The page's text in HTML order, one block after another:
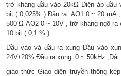
trở kháng đầu vào 20kΩ Điện áp đầu
bit ( 0,025% ) Đầu ra: AO1 0 ~ 20 mA
500 Ω AO2 0 ~ 10V , trở kháng ngõ
10 bit ( 0,1 % )
Đầu vào và đầu ra xung Đầu vào
24V±20% Đầu ra xung: 0 ~ 50kHz ;Dải
giao thức Giao diện truyền thông